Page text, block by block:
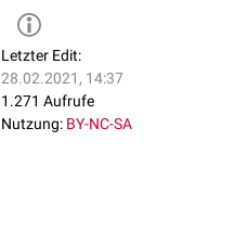
Letzter Edit:
28.02.2021, 14:37
1.271 Aufrufe
Nutzung: BY-NC-SA